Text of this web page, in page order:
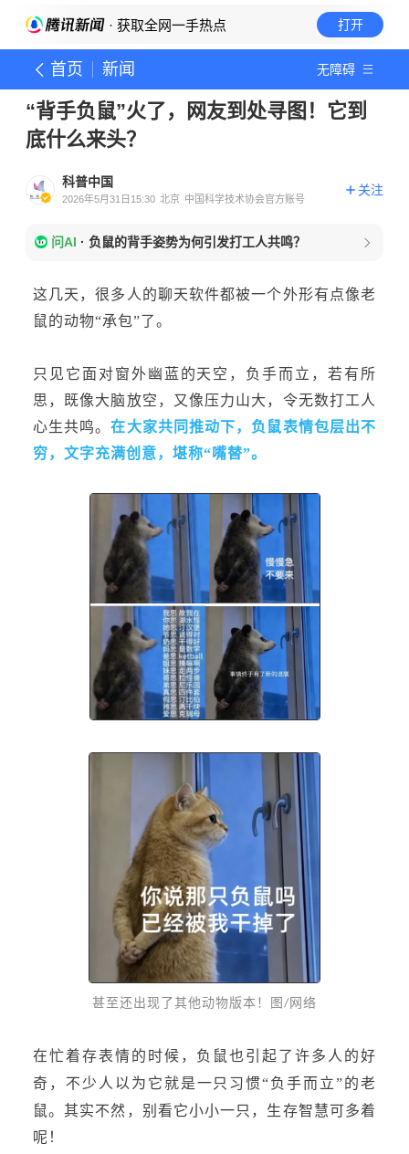
· 获取全网一手热点 打开
首页 新闻 无障碍
“背手负鼠”火了，网友到处寻图！它到
底什么来头？
科普中国
2026年5月31日15:30 北京 中国科学技术协会官方账号
关注
问AI · 负鼠的背手姿势为何引发打工人共鸣？
这几天，很多人的聊天软件都被一个外形有点像老
鼠的动物“承包”了。
只见它面对窗外幽蓝的天空，负手而立，若有所
思，既像大脑放空，又像压力山大，令无数打工人
心生共鸣。在大家共同推动下，负鼠表情包层出不
穷，文字充满创意，堪称“嘴替”。
甚至还出现了其他动物版本！ 图 / 网络
在忙着存表情的时候，负鼠也引起了许多人的好
奇，不少人以为它就是一只习惯“负手而立”的老
鼠。其实不然，别看它小小一只，生存智慧可多着
呢！